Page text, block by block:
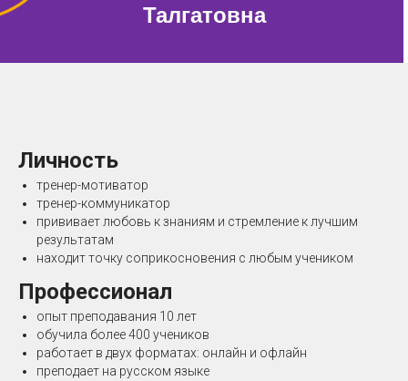
Талгатовна
Личность
тренер-мотиватор
тренер-коммуникатор
прививает любовь к знаниям и стремление к лучшим
результатам
находит точку соприкосновения с любым учеником
Профессионал
опыт преподавания 10 лет
обучила более 400 учеников
работает в двух форматах: онлайн и офлайн
преподает на русском языке